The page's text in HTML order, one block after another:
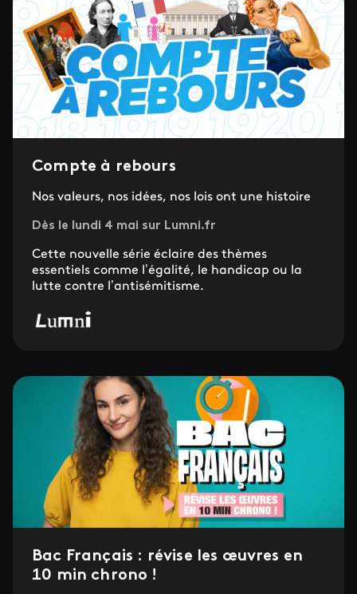
Compte à rebours
Nos valeurs, nos idées, nos lois ont une histoire
Dès le lundi 4 mai sur Lumni.fr
Cette nouvelle série éclaire des thèmes
essentiels comme l’égalité, le handicap ou la
lutte contre l’antisémitisme.
Bac Français : révise les œuvres en
10 min chrono !